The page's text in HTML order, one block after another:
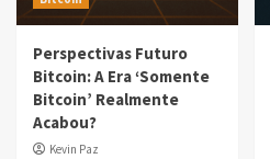
Perspectivas Futuro
Bitcoin: A Era ‘Somente
Bitcoin’ Realmente
Acabou?
Kevin Paz